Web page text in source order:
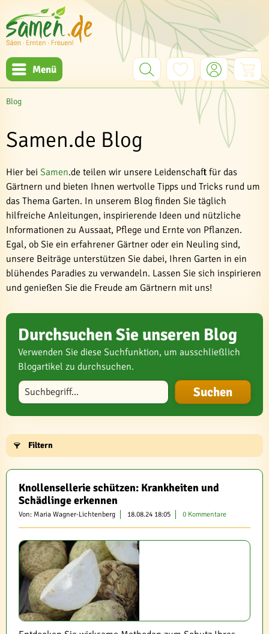
Menü
Blog
Samen.de Blog
Hier bei Samen.de teilen wir unsere Leidenschaft für das
Gärtnern und bieten Ihnen wertvolle Tipps und Tricks rund um
das Thema Garten. In unserem Blog finden Sie täglich
hilfreiche Anleitungen, inspirierende Ideen und nützliche
Informationen zu Aussaat, Pflege und Ernte von Pflanzen.
Egal, ob Sie ein erfahrener Gärtner oder ein Neuling sind,
unsere Beiträge unterstützen Sie dabei, Ihren Garten in ein
blühendes Paradies zu verwandeln. Lassen Sie sich inspirieren
und genießen Sie die Freude am Gärtnern mit uns!
Durchsuchen Sie unseren Blog
Verwenden Sie diese Suchfunktion, um ausschließlich
Blogartikel zu durchsuchen.
Blog durchsuchen
Filtern
Knollensellerie schützen: Krankheiten und
Schädlinge erkennen
Von: Maria Wagner-Lichtenberg 18.08.24 18:05 0 Kommentare